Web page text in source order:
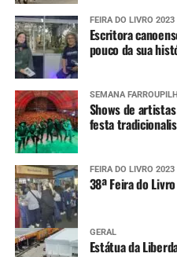
FEIRA DO LIVRO 2023
Escritora
pouco da sua
SEMANA
Shows de
festa
FEIRA DO LIVRO 2023
38ª Feira do
GERAL
Estátua da